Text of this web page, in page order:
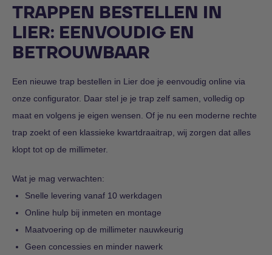
TRAPPEN BESTELLEN IN
LIER: EENVOUDIG EN
BETROUWBAAR
Een nieuwe trap bestellen in Lier doe je eenvoudig online via
onze configurator. Daar stel je je trap zelf samen, volledig op
maat en volgens je eigen wensen. Of je nu een moderne rechte
trap zoekt of een klassieke kwartdraaitrap, wij zorgen dat alles
klopt tot op de millimeter.
Wat je mag verwachten:
Snelle levering vanaf 10 werkdagen
Online hulp bij inmeten en montage
Maatvoering op de millimeter nauwkeurig
Geen concessies en minder nawerk